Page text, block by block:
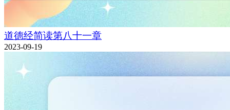
道德经简读第八十一章
2023-09-19